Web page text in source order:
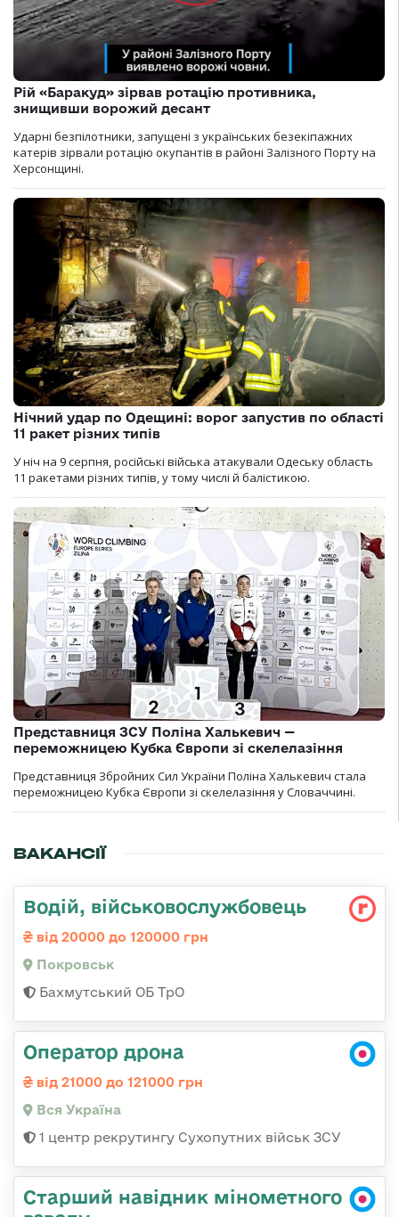
Рій «Баракуд» зірвав ротацію противника,
знищивши ворожий десант
Ударні безпілотники, запущені з українських безекіпажних
катерів зірвали ротацію окупантів в районі Залізного Порту на
Херсонщині.
Нічний удар по Одещині: ворог запустив по області
11 ракет різних типів
У ніч на 9 серпня, російські війська атакували Одеську область
11 ракетами різних типів, у тому числі й балістикою.
Представниця ЗСУ Поліна Халькевич —
переможницею Кубка Європи зі скелелазіння
Представниця Збройних Сил України Поліна Халькевич стала
переможницею Кубка Європи зі скелелазіння у Словаччині.
ВАКАНСІЇ
Водій, військовослужбовець
від 20000 до 120000 грн
Покровськ
Бахмутський ОБ ТрО
Оператор дрона
від 21000 до 121000 грн
Вся Україна
1 центр рекрутингу Сухопутних військ ЗСУ
Старший навідник мінометного